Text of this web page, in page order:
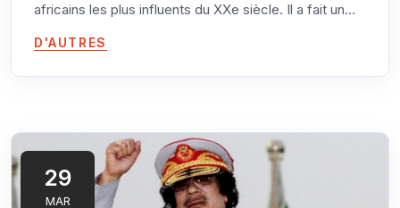
africains les plus influents du XXe siècle. Il a fait un
appliqué à l'histoire, en passant par la politique et la
philosophie. Scientifique et homme politique, le
Egypte ancienne profondément noire, publié en forme
de livre en 1954, sous le titre « Nations nègres et
culture ». Au moment où l’impérialisme atteint son
D'AUTRES
29
MAR